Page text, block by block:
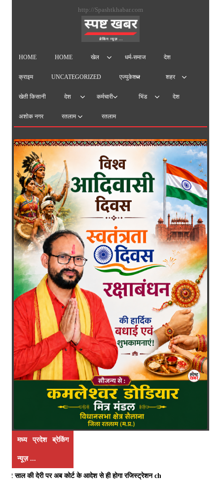
http://Spashtkhabar.com
HOME HOME खेल धर्म-समाज देश
क्राइम UNCATEGORIZED एज्युकेशन शहर
खेती किसानी देश कर्मचारी भिंड देश
अशोक नगर रतलाम रतलाम
मध्य प्रदेश ब्रेकिंग
न्यूज़ ...
पर अब कोर्ट के आदेश से ही होगा रजिस्ट्रेशन chief editor Uttam Sharma.